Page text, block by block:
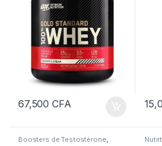
67,500CFA
Boosters de Testostérone